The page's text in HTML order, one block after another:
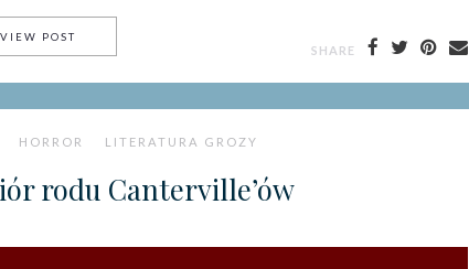
VIEW POSTWASHINGTON IRVING – THE LEGEND OF SLEEPY HOLLOW
SHARE
HORROR LITERATURA GROZY
rodu Canterville’ów